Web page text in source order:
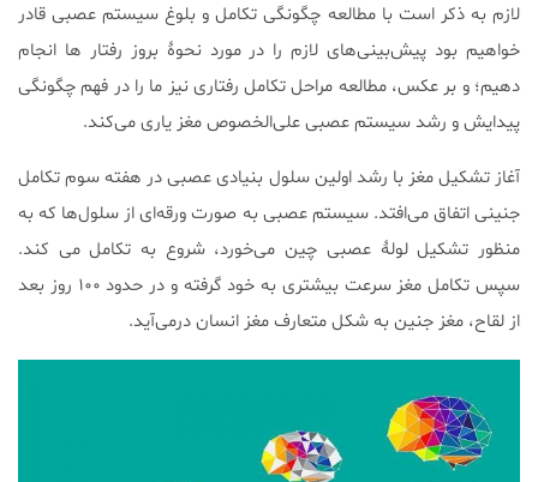
لازم به ذکر است با مطالعه چگونگی تکامل و بلوغ سیستم عصبی قادر
خواهیم بود پیش‌بینی‌های لازم را در مورد نحوۀ بروز رفتار ها انجام
دهیم؛ و بر عکس، مطالعه مراحل تکامل رفتاری نیز ما را در فهم چگونگی
پیدایش و رشد سیستم عصبی علی‌الخصوص مغز یاری‌ می‌کند.
آغاز تشکیل مغز با رشد اولین سلول بنیادی عصبی در هفته سوم تکامل
جنینی اتفاق می‌افتد. سیستم عصبی به صورت ورقه‌ای از سلول‌ها که به
منظور تشکیل لولۀ عصبی چین می‌خورد، شروع به تکامل می کند.
سپس تکامل مغز سرعت بیشتری به خود گرفته و در حدود ۱۰۰ روز بعد
از لقاح، مغز جنین به شکل متعارف مغز انسان درمی‌آید.